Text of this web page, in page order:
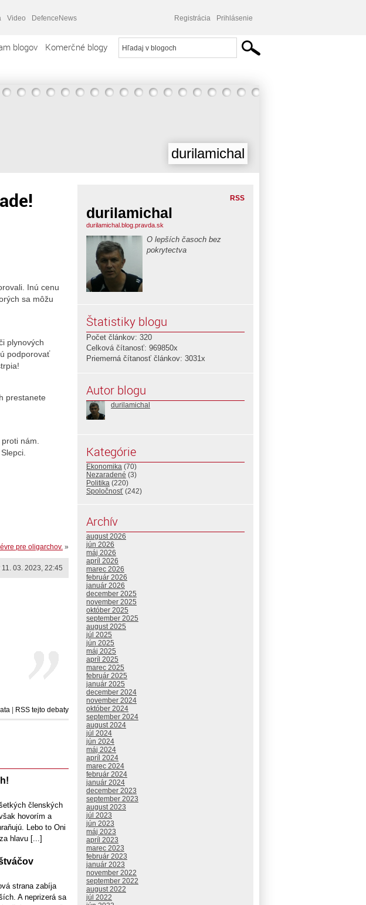
Video DefenceNews Registrácia Prihlásenie
blogov Komerčné blogy
durilamichal
Inú cenu
sa môžu
plynových
podporovať
prestanete
nám.
pre oligarchov. »
11. 03. 2023, 22:45
RSS tejto debaty
členských
hovorím a
Lebo to Oni
hlavu [...]
strana zabíja
A neprizerá sa
RSS
durilamichal
durilamichal.blog.pravda.sk
O lepších časoch bez
pokrytectva
Štatistiky blogu
Počet článkov: 320
Celková čítanosť: 969850x
Priemerná čítanosť článkov: 3031x
Autor blogu
durilamichal
Kategórie
Ekonomika (70)
Nezaradené (3)
Politika (220)
Spoločnosť (242)
Archív
august 2026
jún 2026
máj 2026
apríl 2026
marec 2026
február 2026
január 2026
december 2025
november 2025
október 2025
september 2025
august 2025
júl 2025
jún 2025
máj 2025
apríl 2025
marec 2025
február 2025
január 2025
december 2024
november 2024
október 2024
september 2024
august 2024
júl 2024
jún 2024
máj 2024
apríl 2024
marec 2024
február 2024
január 2024
december 2023
september 2023
august 2023
júl 2023
jún 2023
máj 2023
apríl 2023
marec 2023
február 2023
január 2023
november 2022
september 2022
august 2022
júl 2022